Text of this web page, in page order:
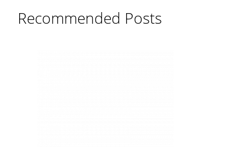
Recommended Posts